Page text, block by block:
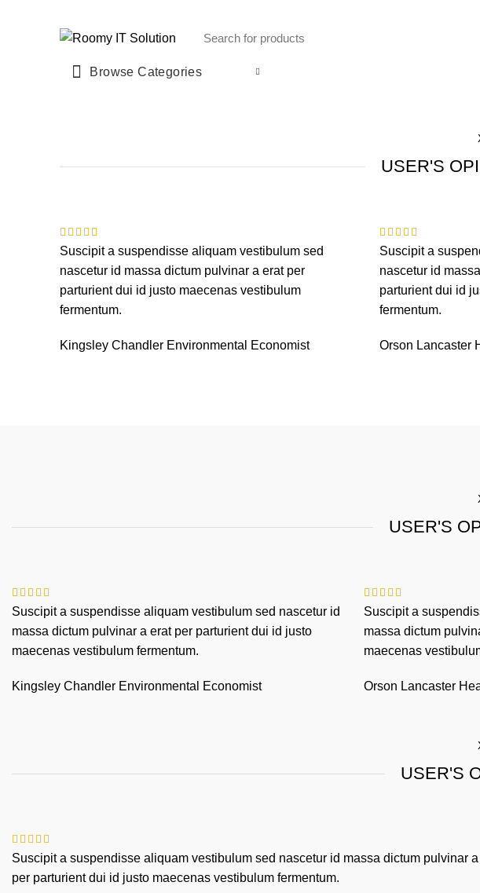
Browse Categories
USER'S
Suscipit a suspendisse aliquam vestibulum sed
nascetur id massa dictum pulvinar a erat per
parturient dui id justo maecenas vestibulum
fermentum.
Kingsley Chandler Environmental Economist
Suscipit a
nascetur id
parturient dui id
fermentum.
Orson Lancaster
USER'S
Suscipit a suspendisse aliquam vestibulum sed nascetur id
massa dictum pulvinar a erat per parturient dui id justo
maecenas vestibulum fermentum.
Kingsley Chandler Environmental Economist
Suscipit a
massa dictum
maecenas
Orson Lancaster
USER'S
Suscipit a suspendisse aliquam vestibulum sed nascetur id massa dictum pulvinar
per parturient dui id justo maecenas vestibulum fermentum.